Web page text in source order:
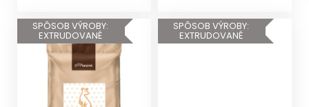
SPÔSOB VÝROBY:
EXTRUDOVANÉ
SPÔSOB VÝROBY:
EXTRUDOVANÉ